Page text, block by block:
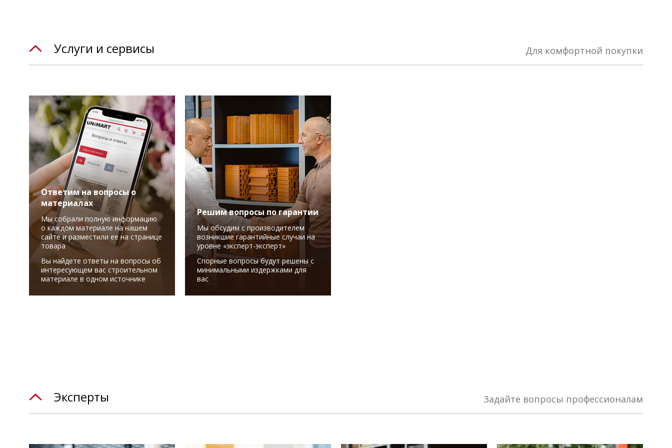
Для комфортной покупки
Услуги и сервисы
Ответим на вопросы о
материалах
Мы собрали полную информацию
о каждом материале на нашем
сайте и разместили ее на странице
товара
Вы найдете ответы на вопросы об
интересующем вас строительном
материале в одном источнике
Решим вопросы по гарантии
Мы обсудим с производителем
возникшие гарантийные случаи на
уровне «эксперт-эксперт»
Спорные вопросы будут решены с
минимальными издержками для
вас
Задайте вопросы профессионалам
Эксперты